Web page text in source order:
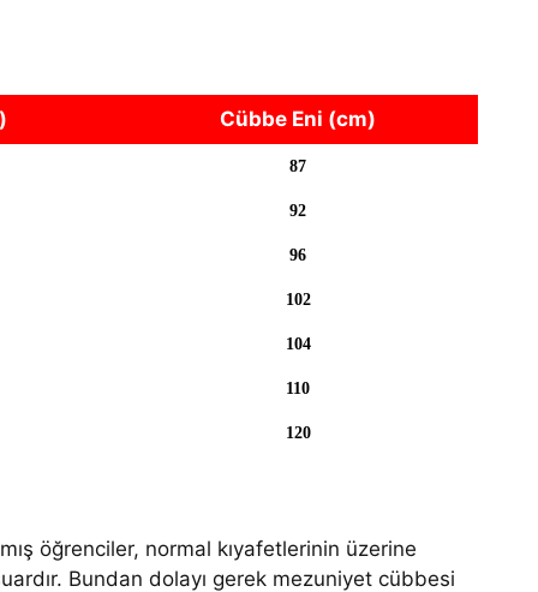
Cübbe Eni (cm)
87
92
96
102
104
110
120
öğrenciler, normal kıyafetlerinin üzerine
Bundan dolayı gerek mezuniyet cübbesi